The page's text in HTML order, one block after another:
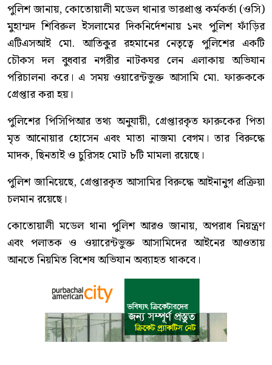
পুলিশ জানায়, কোতোয়ালী মডেল থানার ভারপ্রাপ্ত কর্মকর্তা (ওসি)
মুহাম্মদ শিবিরুল ইসলামের দিকনির্দেশনায় ১নং পুলিশ ফাঁড়ির
এটিএসআই মো. আতিকুর রহমানের নেতৃত্বে পুলিশের একটি
চৌকস দল বুধবার নগরীর নাটকঘর লেন এলাকায় অভিযান
পরিচালনা করে। এ সময় ওয়ারেন্টভুক্ত আসামি মো. ফারুককে
গ্রেপ্তার করা হয়।
পুলিশের পিসিপিআর তথ্য অনুযায়ী, গ্রেপ্তারকৃত ফারুকের পিতা
মৃত আনোয়ার হোসেন এবং মাতা নাজমা বেগম। তার বিরুদ্ধে
মাদক, ছিনতাই ও চুরিসহ মোট ৮টি মামলা রয়েছে।
পুলিশ জানিয়েছে, গ্রেপ্তারকৃত আসামির বিরুদ্ধে আইনানুগ প্রক্রিয়া
চলমান রয়েছে।
কোতোয়ালী মডেল থানা পুলিশ আরও জানায়, অপরাধ নিয়ন্ত্রণ
এবং পলাতক ও ওয়ারেন্টভুক্ত আসামিদের আইনের আওতায়
আনতে নিয়মিত বিশেষ অভিযান অব্যাহত থাকবে।